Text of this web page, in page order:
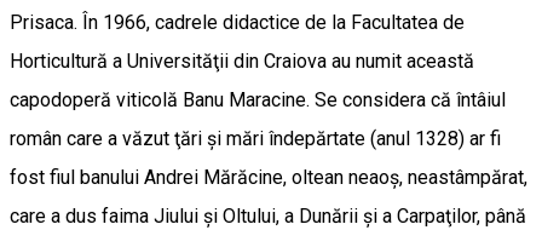
Prisaca. În 1966, cadrele didactice de la Facultatea de
Horticultură a Universităţii din Craiova au numit această
capodoperă viticolă Banu Maracine. Se considera că întâiul
român care a văzut ţări şi mări îndepărtate (anul 1328) ar fi
fost fiul banului Andrei Mărăcine, oltean neaoş, neastâmpărat,
care a dus faima Jiului şi Oltului, a Dunării şi a Carpaţilor, până